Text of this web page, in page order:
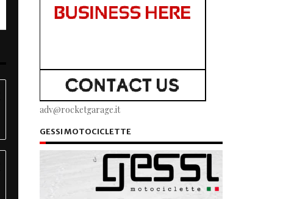
adv@rocketgarage.it
GESSI MOTOCICLETTE